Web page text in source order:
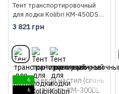
Тент транспортировочный
для лодки Kolibri КМ-450DSL,
темно-серый
3 821 грн
6
6